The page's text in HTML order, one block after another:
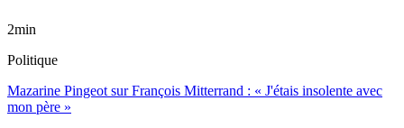
2min
Politique
Mazarine Pingeot sur François Mitterrand : « J'étais insolente avec
mon père »